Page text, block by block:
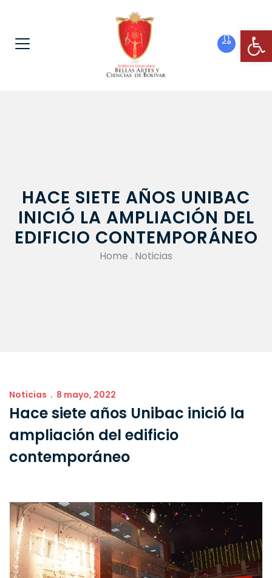
HACE SIETE AÑOS UNIBAC
INICIÓ LA AMPLIACIÓN DEL
EDIFICIO CONTEMPORÁNEO
Home . Noticias
Noticias 8 mayo, 2022
Hace siete años Unibac inició la
ampliación del edificio
contemporáneo